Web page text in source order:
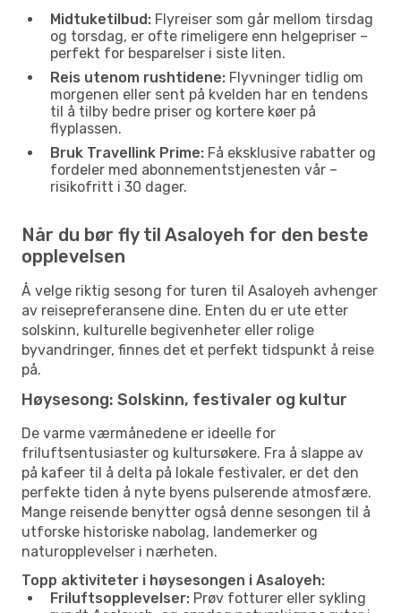
Midtuketilbud: Flyreiser som går mellom tirsdag
og torsdag, er ofte rimeligere enn helgepriser –
perfekt for besparelser i siste liten.
Reis utenom rushtidene: Flyvninger tidlig om
morgenen eller sent på kvelden har en tendens
til å tilby bedre priser og kortere køer på
flyplassen.
Bruk Travellink Prime: Få eksklusive rabatter og
fordeler med abonnementstjenesten vår –
risikofritt i 30 dager.
Når du bør fly til Asaloyeh for den beste
opplevelsen
Å velge riktig sesong for turen til Asaloyeh avhenger
av reisepreferansene dine. Enten du er ute etter
solskinn, kulturelle begivenheter eller rolige
byvandringer, finnes det et perfekt tidspunkt å reise
på.
Høysesong: Solskinn, festivaler og kultur
De varme værmånedene er ideelle for
friluftsentusiaster og kultursøkere. Fra å slappe av
på kafeer til å delta på lokale festivaler, er det den
perfekte tiden å nyte byens pulserende atmosfære.
Mange reisende benytter også denne sesongen til å
utforske historiske nabolag, landemerker og
naturopplevelser i nærheten.
Topp aktiviteter i høysesongen i Asaloyeh:
Friluftsopplevelser: Prøv fotturer eller sykling